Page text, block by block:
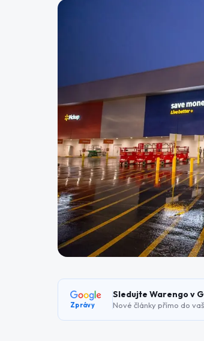
Zprávy
Sledujte Warengo v
Nové články přímo do